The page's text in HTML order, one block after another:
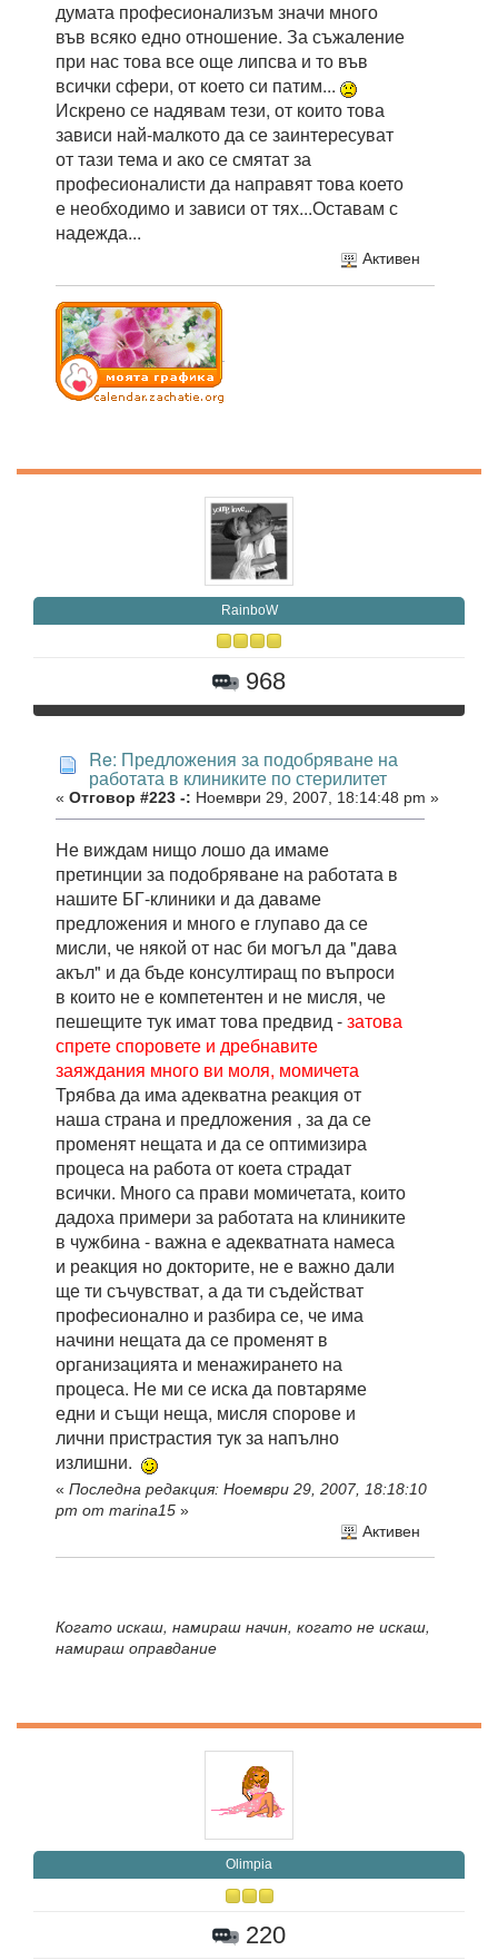
думата професионализъм значи много
във всяко едно отношение. За съжаление
при нас това все още липсва и то във
всички сфери, от което си патим...
Искрено се надявам тези, от които това
зависи най-малкото да се заинтересуват
от тази тема и ако се смятат за
професионалисти да направят това което
е необходимо и зависи от тях...Оставам с
надежда...
Активен
RainboW
968
Re: Предложения за подобряване на
работата в клиниките по стерилитет
« Отговор #223 -: Ноември 29, 2007, 18:14:48 pm »
Не виждам нищо лошо да имаме
претинции за подобряване на работата в
нашите БГ-клиники и да даваме
предложения и много е глупаво да се
мисли, че някой от нас би могъл да "дава
акъл" и да бъде консултиращ по въпроси
в които не е компетентен и не мисля, че
пешещите тук имат това предвид -затова
спрете споровете и дребнавите
заяждания много ви моля, момичета
Трябва да има адекватна реакция от
наша страна и предложения , за да се
променят нещата и да се оптимизира
процеса на работа от коета страдат
всички. Много са прави момичетата, които
дадоха примери за работата на клиниките
в чужбина - важна е адекватната намеса
и реакция но докторите, не е важно дали
ще ти съчувстват, а да ти съдействат
професионално и разбира се, че има
начини нещата да се променят в
организацията и менажирането на
процеса. Не ми се иска да повтаряме
едни и същи неща, мисля спорове и
лични пристрастия тук за напълно
излишни.
« Последна редакция: Ноември 29, 2007, 18:18:10
pm от marina15 »
Активен
Когато искаш, намираш начин, когато не искаш,
намираш оправдание
Olimpia
220